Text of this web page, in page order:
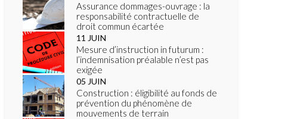
Assurance dommages-ouvrage : la
responsabilité contractuelle de
droit commun écartée
Mesure d’instruction in futurum :
l’indemnisation préalable n’est pas
exigée
11 JUIN
Construction : éligibilité au fonds de
prévention du phénomène de
mouvements de terrain
05 JUIN